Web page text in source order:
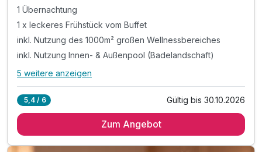
1 Übernachtung
1 x leckeres Frühstück vom Buffet
inkl. Nutzung des 1000m² großen Wellnessbereiches
inkl. Nutzung Innen- & Außenpool (Badelandschaft)
Alle Inklusivleistungen
1 x leckeres Frühstück vom Buffet
5 weitere anzeigen
5,4 / 6 Gültig bis 30.10.2026
Zum Angebot